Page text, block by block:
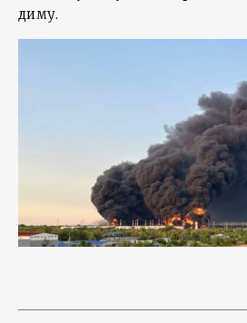
диму.